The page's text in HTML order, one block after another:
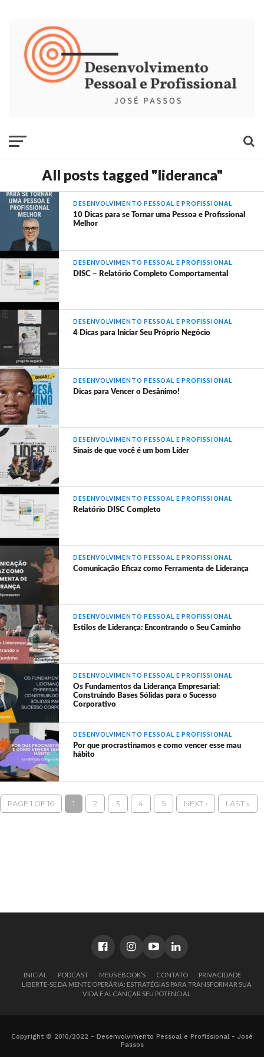
All posts tagged "lideranca"
DESENVOLVIMENTO PESSOAL E PROFISSIONAL
10 Dicas para se Tornar uma Pessoa e Profissional
Melhor
DESENVOLVIMENTO PESSOAL E PROFISSIONAL
DISC – Relatório Completo Comportamental
DESENVOLVIMENTO PESSOAL E PROFISSIONAL
4 Dicas para Iniciar Seu Próprio Negócio
DESENVOLVIMENTO PESSOAL E PROFISSIONAL
Dicas para Vencer o Desânimo!
DESENVOLVIMENTO PESSOAL E PROFISSIONAL
Sinais de que você é um bom Líder
DESENVOLVIMENTO PESSOAL E PROFISSIONAL
Relatório DISC Completo
DESENVOLVIMENTO PESSOAL E PROFISSIONAL
Comunicação Eficaz como Ferramenta de Liderança
DESENVOLVIMENTO PESSOAL E PROFISSIONAL
Estilos de Liderança: Encontrando o Seu Caminho
DESENVOLVIMENTO PESSOAL E PROFISSIONAL
Os Fundamentos da Liderança Empresarial:
Construindo Bases Sólidas para o Sucesso
Corporativo
DESENVOLVIMENTO PESSOAL E PROFISSIONAL
Por que procrastinamos e como vencer esse mau
hábito
PAGE 1 OF 16 1 2 3 4 5 NEXT › LAST »
INICIAL PODCAST MEUS EBOOK’S CONTATO
PRIVACIDADE
LIBERTE-SE DA MENTE OPERÁRIA: ESTRATÉGIAS PARA TRANSFORMAR SUA
VIDA E ALCANÇAR SEU POTENCIAL
Copyright © 2010/2022 - Desenvolvimento Pessoal e Profissional - José
Passos